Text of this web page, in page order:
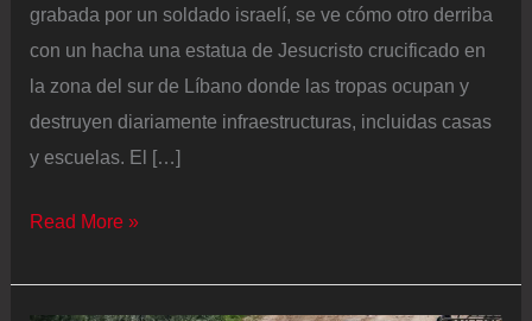
grabada por un soldado israelí, se ve cómo otro derriba
con un hacha una estatua de Jesucristo crucificado en
la zona del sur de Líbano donde las tropas ocupan y
destruyen diariamente infraestructuras, incluidas casas
y escuelas. El […]
La
de
Read More »